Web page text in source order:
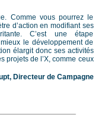
Comme vous pourrez le
d’action en modifiant ses
C’est une étape
le développement de
élargit donc ses activités
projets de l’X, comme ceux
Directeur de Campagne